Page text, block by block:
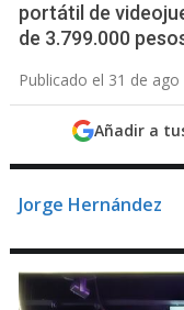
portátil de
de 3.799.000
Publicado el 31 de ago
Añadir a
Jorge Hernández